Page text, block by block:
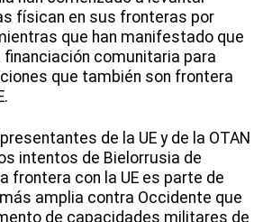
físican en sus fronteras por
que han manifestado que
financiación comunitaria para
que también son frontera
de la UE y de la OTAN
intentos de Bielorrusia de
frontera con la UE es parte de
amplia contra Occidente que
de capacidades militares de